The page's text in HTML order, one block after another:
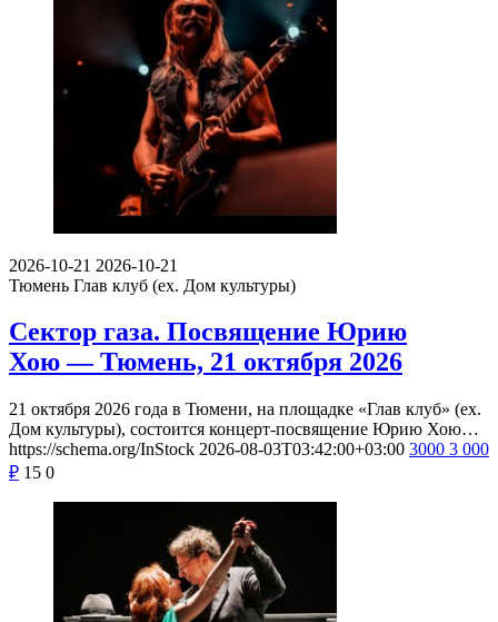
2026-10-21 2026-10-21
Тюмень Глав клуб (ex. Дом культуры)
Сектор газа. Посвящение Юрию
Хою — Тюмень, 21 октября 2026
21 октября 2026 года в Тюмени, на площадке «Глав клуб» (ex.
Дом культуры), состоится концерт-посвящение Юрию Хою…
https://schema.org/InStock 2026-08-03T03:42:00+03:00 3000 3 000
₽ 15 0